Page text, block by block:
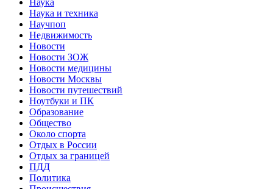
Наука и техника
Научпоп
Недвижимость
Новости
Новости ЗОЖ
Новости медицины
Новости Москвы
Новости путешествий
Ноутбуки и ПК
Образование
Общество
Около спорта
Отдых в России
Отдых за границей
ПДД
Политика